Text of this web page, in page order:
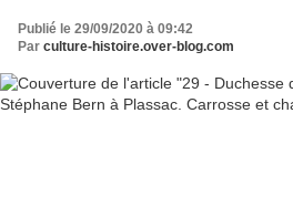
Publié le 29/09/2020 à 09:42
Par culture-histoire.over-blog.com